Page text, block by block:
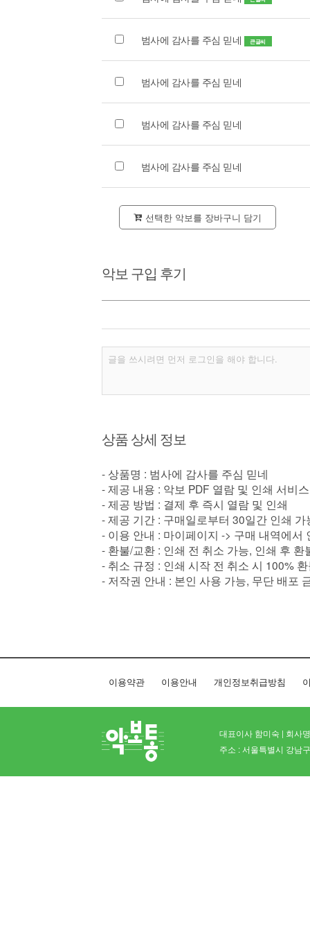
범사에 감사를 주심 믿네 큰글씨
범사에 감사를 주심 믿네
범사에 감사를 주심 믿네
범사에 감사를 주심 믿네
선택한 악보를 장바구니 담기
악보 구입 후기
상품 상세 정보
- 상품명 : 범사에 감사를 주심 믿네
- 제공 내용 : 악보 PDF 열람 및 인쇄 서비스
- 제공 방법 : 결제 후 즉시 열람 및 인쇄
- 제공 기간 : 구매일로부터 30일간 인쇄
- 이용 안내 : 마이페이지 -> 구매 내역에서
- 환불/교환 : 인쇄 전 취소 가능, 인쇄 후 환
- 취소 규정 : 인쇄 시작 전 취소 시 100%
- 저작권 안내 : 본인 사용 가능, 무단 배포
이용약관 이용안내 개인정보취급방침
대표이사 함미숙 | 회사
주소 : 서울특별시 강남